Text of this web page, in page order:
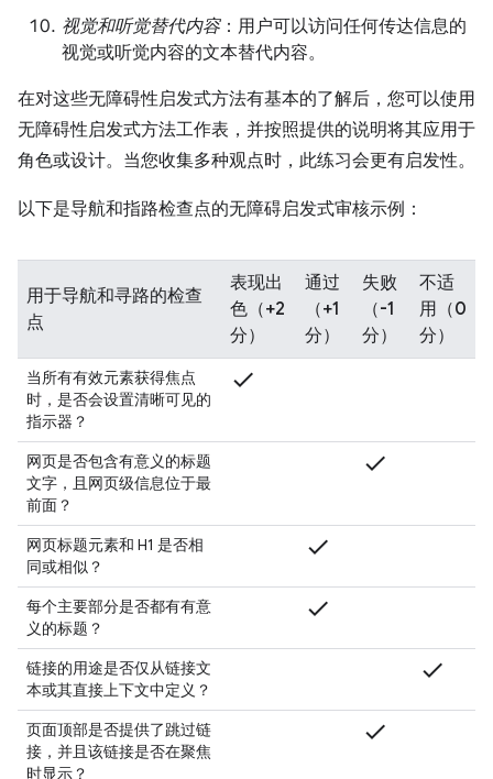
视觉和听觉替代内容：用户可以访问任何传达信息的
视觉或听觉内容的文本替代内容。
在对这些无障碍性启发式方法有基本的了解后，您可以使用
无障碍性启发式方法工作表，并按照提供的说明将其应用于
角色或设计。当您收集多种观点时，此练习会更有启发性。
以下是导航和指路检查点的无障碍启发式审核示例：
用于导航和寻路的检查
点
表现出
色（+2
分）
通过
（+1
分）
失败
（-1
分）
不适
用（0
分）
当所有有效元素获得焦点
时，是否会设置清晰可见的
指示器？
check
网页是否包含有意义的标题
文字，且网页级信息位于最
前面？
check
网页标题元素和 H1 是否相
同或相似？
check
每个主要部分是否都有有意
义的标题？
check
链接的用途是否仅从链接文
本或其直接上下文中定义？
check
页面顶部是否提供了跳过链
接，并且该链接是否在聚焦
时显示？
check